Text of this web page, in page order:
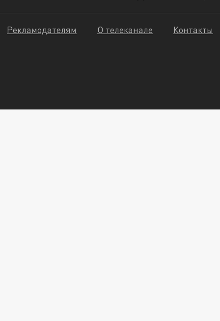
Рекламодателям О телеканале Контакты